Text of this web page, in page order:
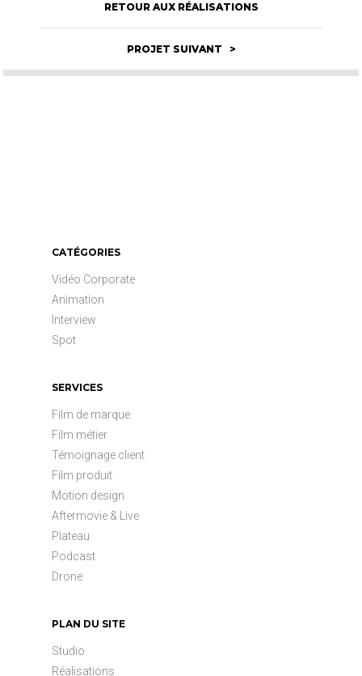
RETOUR AUX RÉALISATIONS
PROJET SUIVANT >
CATÉGORIES
Vidéo Corporate
Animation
Interview
Spot
SERVICES
Film de marque
Film métier
Témoignage client
Film produit
Motion design
Aftermovie & Live
Plateau
Podcast
Drone
PLAN DU SITE
Studio
Réalisations